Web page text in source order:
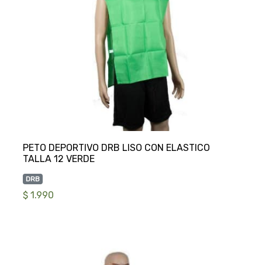
PETO DEPORTIVO DRB LISO CON ELASTICO
DRB
$ 1.990